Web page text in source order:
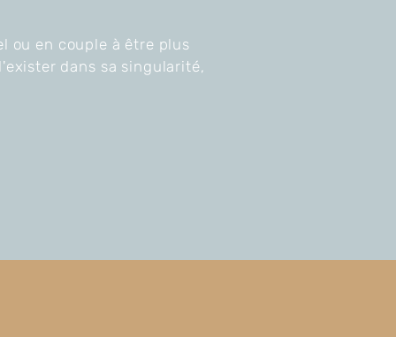
ou en couple à être plus
dans sa singularité,